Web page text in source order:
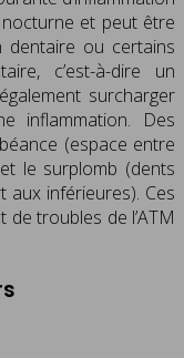
et peut être
dentaire ou certains
c’est-à-dire un
surcharger
inflammation. Des
(espace entre
le surplomb (dents
inférieures). Ces
troubles de l’ATM